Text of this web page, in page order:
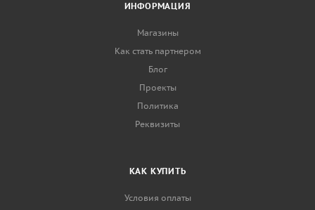
ИНФОРМАЦИЯ
Магазины
Как стать партнером
Блог
Проекты
Политика
Реквизиты
КАК КУПИТЬ
Условия оплаты